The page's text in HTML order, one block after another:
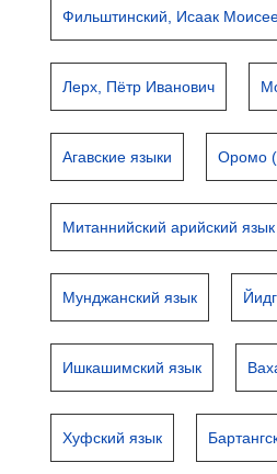
Фильштинский, Исаак
Лерх, Пётр Иванович
Агавские языки Оромо
Митаннийский арийский язык
Мунджанский язык
Ишкашимский язык
Хуфский язык